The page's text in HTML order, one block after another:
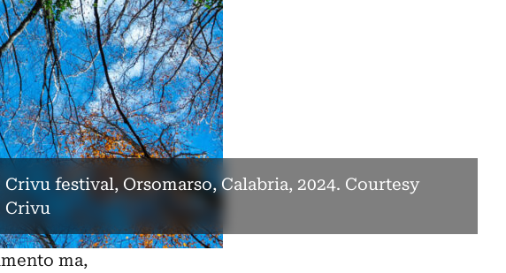
Crivu festival, Orsomarso, Calabria, 2024. Courtesy
Crivu
ma,